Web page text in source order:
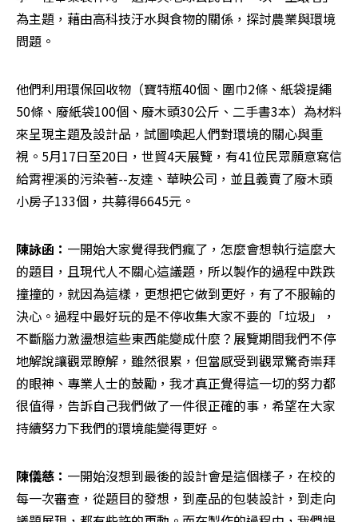
為主題，藉由高科技汙水與食物的關係，探討農業與環境
問題。
他們利用環保回收物（寶特瓶40個、圍巾2條、紙袋提繩
50條、廢紙袋100個、廢木頭30公斤、二手書3本）為材料
來呈現主題及設計品，試圖喚起人們對環境的關心與重
視。5月17日至20日，世貿4天展覽，有41位民眾願意寫信
給霄裡溪的污染著--友達、華映公司，並且義賣了廢木頭
小房子133個，共募得6645元。
陳詠函： 一開始大家覺得我們瘋了，怎麼會想執行這麼大
的題目，且現代人不關心這議題，所以製作的過程中跌跌
撞撞的，就因為這樣，更想把它做到更好，有了不服輸的
決心。過程中最好玩的是不停收集大家不要的「垃圾」，
不斷腦力激盪想這些東西能變成什麼？展覽期間我們不停
地解說讓觀眾瞭解，雖然很累，但當感受到觀眾驚奇崇拜
的眼神、專業人士的鼓勵，我才真正覺得這一切的努力都
很值得，告訴自己我們做了一件很正確的事，希望在大家
持續努力下我們的環境能變得更好。
陳儀慈： 一開始沒想到最後的設計會是這個樣子，在校的
每一次審查，從題目的發想，到產品的包裝設計，到走向